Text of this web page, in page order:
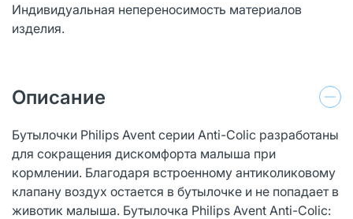
Индивидуальная непереносимость материалов
изделия.
Описание
Бутылочки Philips Avent серии Anti-Colic разработаны
для сокращения дискомфорта малыша при
кормлении. Благодаря встроенному антиколиковому
клапану воздух остается в бутылочке и не попадает в
животик малыша. Бутылочка Philips Avent Anti-Colic: